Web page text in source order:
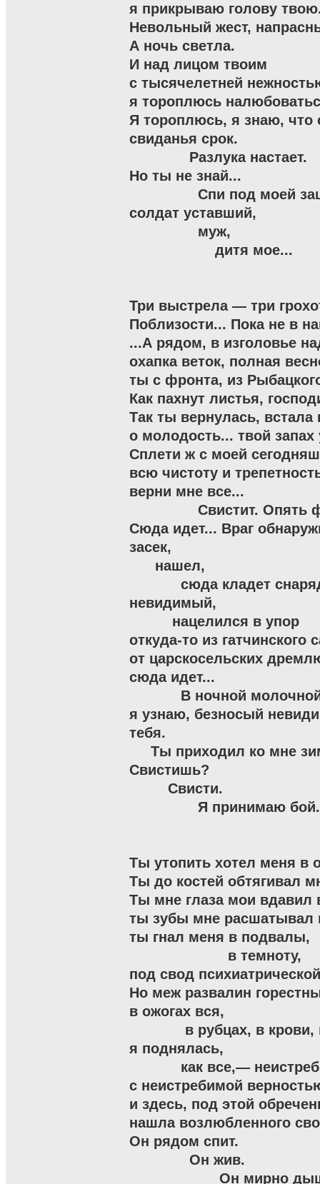
я прикрываю голову
Невольный жест,
А ночь светла.
И над лицом твоим
с тысячелетней
я тороплюсь
Я тороплюсь, я знаю, что
свиданья срок.
              Разлука настает.
Но ты не знай...
Спи под моей
солдат уставший,
                муж,
                    дитя мое...
Три выстрела — три
Поблизости... Пока не в
...А рядом, в изголовье
охапка веток, полная
ты с фронта, из
Как пахнут листья,
Так ты вернулась, встала
о молодость... твой запах
Сплети ж с моей
всю чистоту и
верни мне все...
Свистит. Опять
Сюда идет... Враг
засек,
      нашел,
сюда кладет
невидимый,
          нацелился в упор
откуда-то из гатчинского
от царскосельских
сюда идет...
В ночной
я узнаю, безносый
тебя.
Ты приходил ко мне
Свистишь?
         Свисти.
                Я принимаю бой.
Ты утопить хотел меня в
Ты до костей обтягивал
Ты мне глаза мои вдавил
ты зубы мне расшатывал
ты гнал меня в подвалы,
                       в темноту,
под свод
Но меж развалин
в ожогах вся,
в рубцах, в
я поднялась,
как все,—
с неистребимой
и здесь, под этой
нашла возлюбленного
Он рядом спит.
              Он жив.
Он мирно